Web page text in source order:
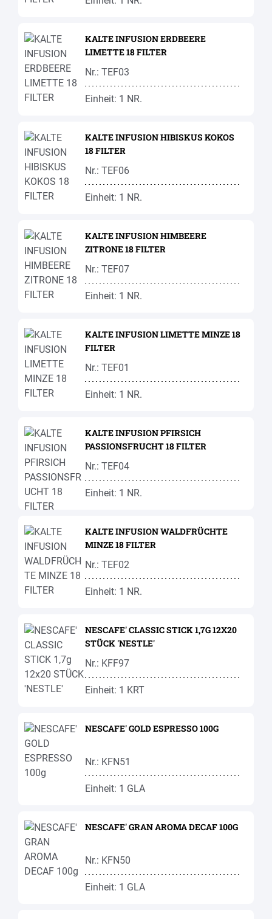
KALTE INFUSION ERDBEERE
LIMETTE 18 FILTER
Nr.: TEF03
Einheit: 1 NR.
KALTE INFUSION HIBISKUS KOKOS
18 FILTER
Nr.: TEF06
Einheit: 1 NR.
KALTE INFUSION HIMBEERE
ZITRONE 18 FILTER
Nr.: TEF07
Einheit: 1 NR.
KALTE INFUSION LIMETTE MINZE 18
FILTER
Nr.: TEF01
Einheit: 1 NR.
KALTE INFUSION PFIRSICH
PASSIONSFRUCHT 18 FILTER
Nr.: TEF04
Einheit: 1 NR.
KALTE INFUSION WALDFRÜCHTE
MINZE 18 FILTER
Nr.: TEF02
Einheit: 1 NR.
NESCAFE' CLASSIC STICK 1,7G 12X20
STÜCK 'NESTLE'
Nr.: KFF97
Einheit: 1 KRT
NESCAFE' GOLD ESPRESSO 100G
Nr.: KFN51
Einheit: 1 GLA
NESCAFE' GRAN AROMA DECAF 100G
Nr.: KFN50
Einheit: 1 GLA